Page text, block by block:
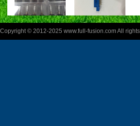
Copyright © 2012-2025 www.full-fusion.com All